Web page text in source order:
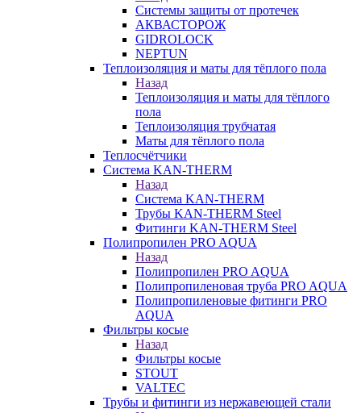
Системы защиты от протечек
АКВАСТОРОЖ
GIDROLOCK
NEPTUN
Теплоизоляция и маты для тёплого пола
Назад
Теплоизоляция и маты для тёплого
пола
Теплоизоляция трубчатая
Маты для тёплого пола
Теплосчётчики
Система KAN-THERM
Назад
Система KAN-THERM
Трубы KAN-THERM Steel
Фитинги KAN-THERM Steel
Полипропилен PRO AQUA
Назад
Полипропилен PRO AQUA
Полипропиленовая труба PRO AQUA
Полипропиленовые фитинги PRO
AQUA
Фильтры косые
Назад
Фильтры косые
STOUT
VALTEC
Трубы и фитинги из нержавеющей стали